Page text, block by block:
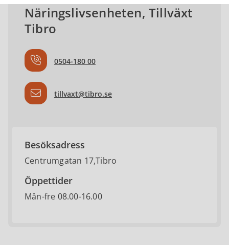
Näringslivsenheten, Tillväxt
Tibro
0504-180 00
tillvaxt@tibro.se
Besöksadress
Centrumgatan 17,Tibro
Öppettider
Mån-fre 08.00-16.00